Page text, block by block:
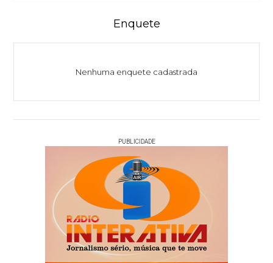
Enquete
Nenhuma enquete cadastrada
PUBLICIDADE